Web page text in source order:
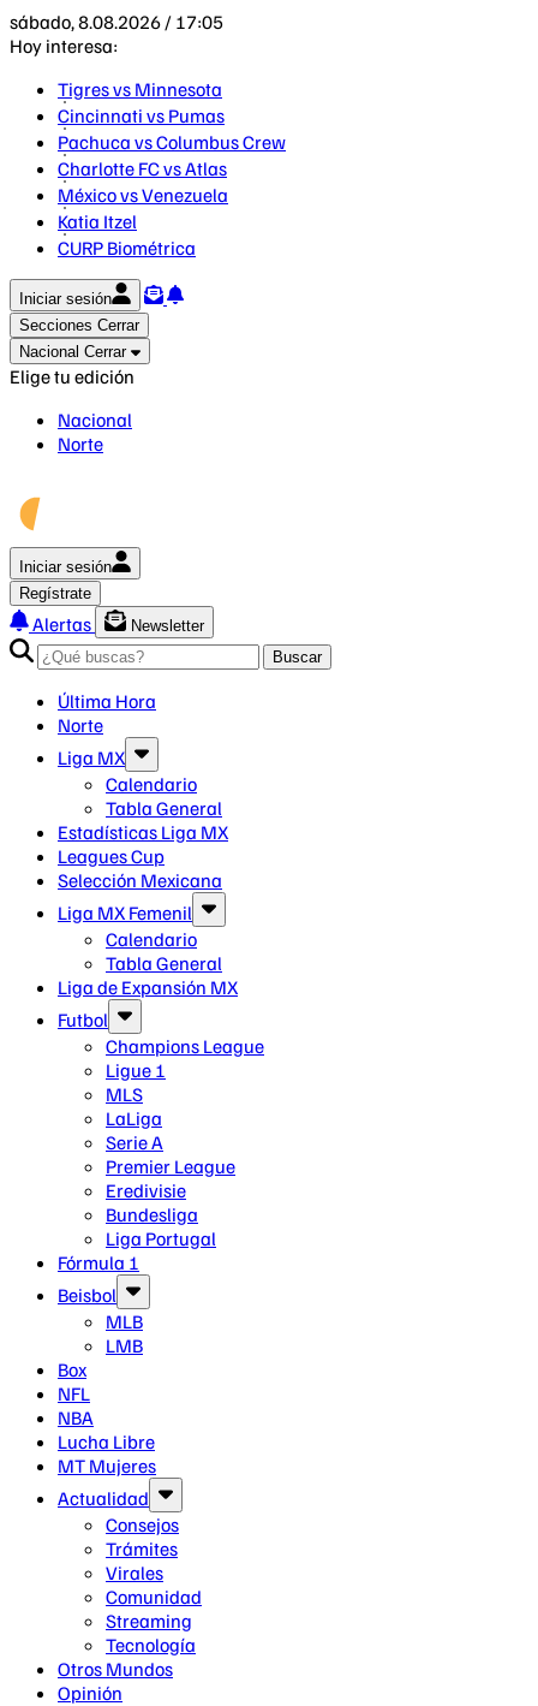
sábado, 8.08.2026 / 17:05
Hoy interesa:
Tigres vs Minnesota
Cincinnati vs Pumas
Pachuca vs Columbus Crew
Charlotte FC vs Atlas
México vs Venezuela
Katia Itzel
CURP Biométrica
Iniciar sesión
Secciones Cerrar
Nacional Cerrar
Elige tu edición
Nacional
Norte
Iniciar sesión
Regístrate
Alertas
Newsletter
Buscar
Última Hora
Norte
Liga MX
Calendario
Tabla General
Estadísticas Liga MX
Leagues Cup
Selección Mexicana
Liga MX Femenil
Calendario
Tabla General
Liga de Expansión MX
Futbol
Champions League
Ligue 1
MLS
LaLiga
Serie A
Premier League
Eredivisie
Bundesliga
Liga Portugal
Fórmula 1
Beisbol
MLB
LMB
Box
NFL
NBA
Lucha Libre
MT Mujeres
Actualidad
Consejos
Trámites
Virales
Comunidad
Streaming
Tecnología
Otros Mundos
Opinión